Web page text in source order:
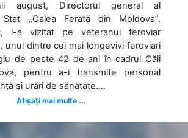
august, Directorul general al
„Calea Ferată din Moldova”,
l-a vizitat pe veteranul feroviar
unul dintre cei mai longevivi feroviari
de peste 42 de ani în cadrul Căii
pentru a-i transmite personal
și urări de sănătate....
Afișați mai multe ...